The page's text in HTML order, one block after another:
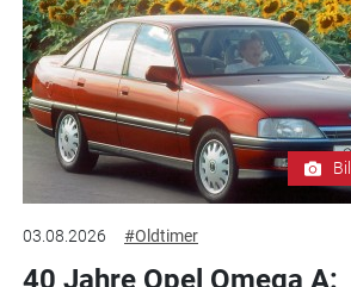
03.08.2026 #Oldtimer
40 Jahre Opel Omega A: